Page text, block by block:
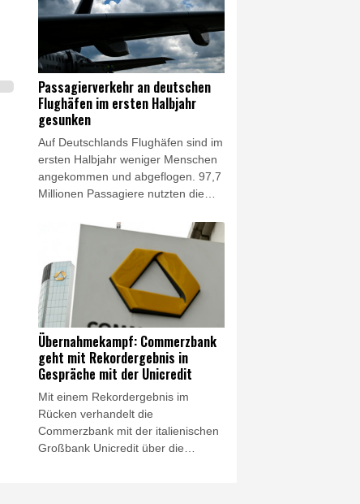
"Ich könnte mir beispielsweise
Feiertagsfahrverbote für Lkw
aufheben, wenn es nötig sein
sollte", sagte Bilger am Donnerstag
dem Fernsehsender Phoenix. Am
frühen Nachmittag begann in Bonn
ein Spitzengespräch zum
Niedrigwasser.
Passagierverkehr an deutschen
Flughäfen im ersten Halbjahr
gesunken
Auf Deutschlands Flughäfen sind im
ersten Halbjahr weniger Menschen
angekommen und abgeflogen. 97,7
Millionen Passagiere nutzten die
weniger als im Vorjahreszeitraum,
teilte der Bundesverband der
Deutschen Luftverkehrswirtschaft
(BDL) am Donnerstag mit. Zugleich
sei das Sitzplatzangebot für Flüge
ab Deutschland um ein Prozent
gesunken, das entspreche 85
Prozent des Niveaus vor der
Coronapandemie.
Übernahmekampf: Commerzbank
geht mit Rekordergebnis in
Gespräche mit der Unicredit
Mit einem Rekordergebnis im
Rücken verhandelt die
Commerzbank mit der italienischen
Großbank Unicredit über die